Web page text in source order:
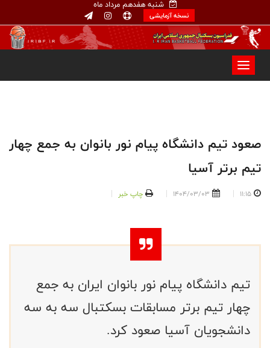
شنبه هفدهم مرداد ماه
نسخه آزمایشی
صعود تیم دانشگاه پیام نور بانوان به جمع چهار
تیم برتر آسیا
11:15
1404/03/03 چاپ خبر
تیم دانشگاه پیام نور بانوان ایران به جمع
چهار تیم برتر مسابقات بسکتبال سه به سه
دانشجویان آسیا صعود کرد.